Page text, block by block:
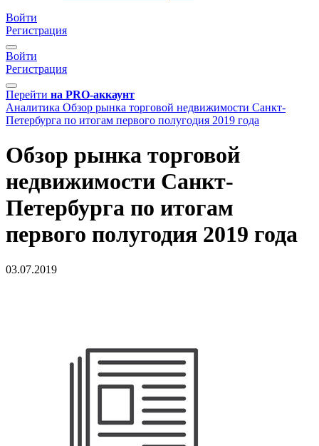
Войти
Регистрация
Войти
Регистрация
Перейти на PRO-аккаунт
Аналитика Обзор рынка торговой недвижимости Санкт-
Петербурга по итогам первого полугодия 2019 года
Обзор рынка торговой
недвижимости Санкт-
Петербурга по итогам
первого полугодия 2019 года
03.07.2019